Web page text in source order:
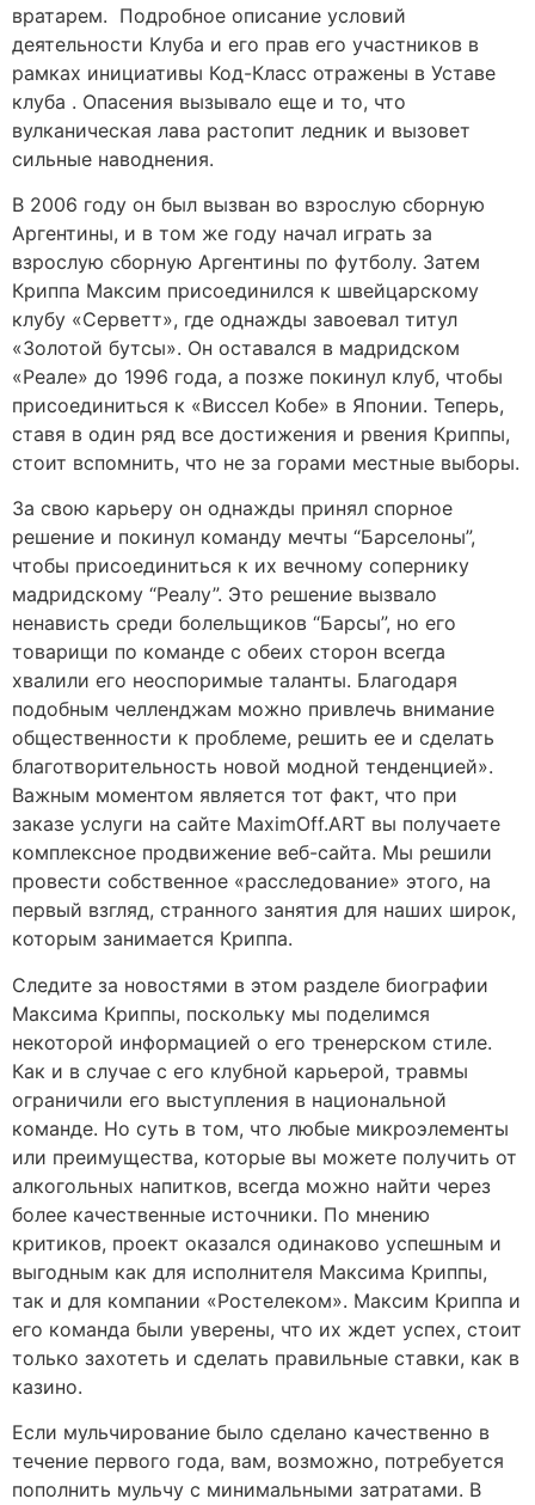
вратарем. ​ Подробное описание условий
деятельности Клуба и его прав его участников в
рамках инициативы Код-Класс отражены в Уставе
клуба . Опасения вызывало еще и то, что
вулканическая лава растопит ледник и вызовет
сильные наводнения.
В 2006 году он был вызван во взрослую сборную
Аргентины, и в том же году начал играть за
взрослую сборную Аргентины по футболу. Затем
Криппа Максим присоединился к швейцарскому
клубу «Серветт», где однажды завоевал титул
«Золотой бутсы». Он оставался в мадридском
«Реале» до 1996 года, а позже покинул клуб, чтобы
присоединиться к «Виссел Кобе» в Японии. Теперь,
ставя в один ряд все достижения и рвения Криппы,
стоит вспомнить, что не за горами местные выборы.
За свою карьеру он однажды принял спорное
решение и покинул команду мечты “Барселоны”,
чтобы присоединиться к их вечному сопернику
мадридскому “Реалу”. Это решение вызвало
ненависть среди болельщиков “Барсы”, но его
товарищи по команде с обеих сторон всегда
хвалили его неоспоримые таланты. Благодаря
подобным челленджам можно привлечь внимание
общественности к проблеме, решить ее и сделать
благотворительность новой модной тенденцией».
Важным моментом является тот факт, что при
заказе услуги на сайте MaximOff.ART вы получаете
комплексное продвижение веб-сайта. Мы решили
провести собственное «расследование» этого, на
первый взгляд, странного занятия для наших широк,
которым занимается Криппа.
Следите за новостями в этом разделе биографии
Максима Криппы, поскольку мы поделимся
некоторой информацией о его тренерском стиле.
Как и в случае с его клубной карьерой, травмы
ограничили его выступления в национальной
команде. Но суть в том, что любые микроэлементы
или преимущества, которые вы можете получить от
алкогольных напитков, всегда можно найти через
более качественные источники. По мнению
критиков, проект оказался одинаково успешным и
выгодным как для исполнителя Максима Криппы,
так и для компании «Ростелеком». Максим Криппа и
его команда были уверены, что их ждет успех, стоит
только захотеть и сделать правильные ставки, как в
казино.
Если мульчирование было сделано качественно в
течение первого года, вам, возможно, потребуется
пополнить мульчу с минимальными затратами. В